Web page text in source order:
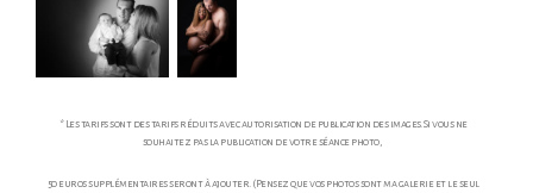
* Les tarifs sont des tarifs réduits avec autorisation de publication des images. Si vous ne
souhaitez pas la publication de votre séance photo,
50 euros supplémentaires seront à ajouter. (Pensez que vos photos sont ma galerie et le seul